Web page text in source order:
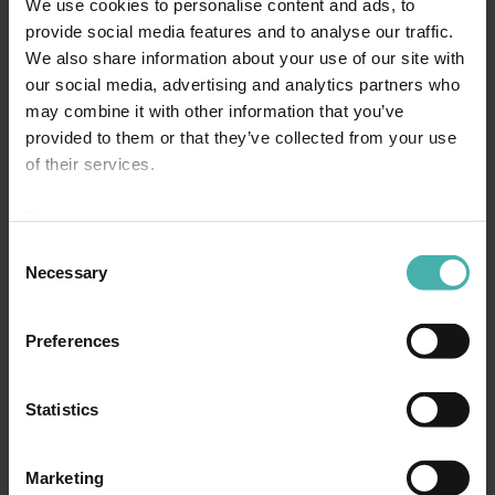
We use cookies to personalise content and ads, to
provide social media features and to analyse our traffic.
We also share information about your use of our site with
our social media, advertising and analytics partners who
may combine it with other information that you’ve
provided to them or that they’ve collected from your use
of their services.
Selection
Necessary
Preferences
Statistics
Marketing
VERDION SÖDERTÄLJE
LOGISTIIKKAKESKUS
rakennesuunnittelusta tuoteosatyyppisesti. Nordec Oy:n
suunnittelutoimeksianto kattoi tällöin rungon kantavien
asennusystävällisin liitos- ja rakenneratkaisuin toteutettuna.